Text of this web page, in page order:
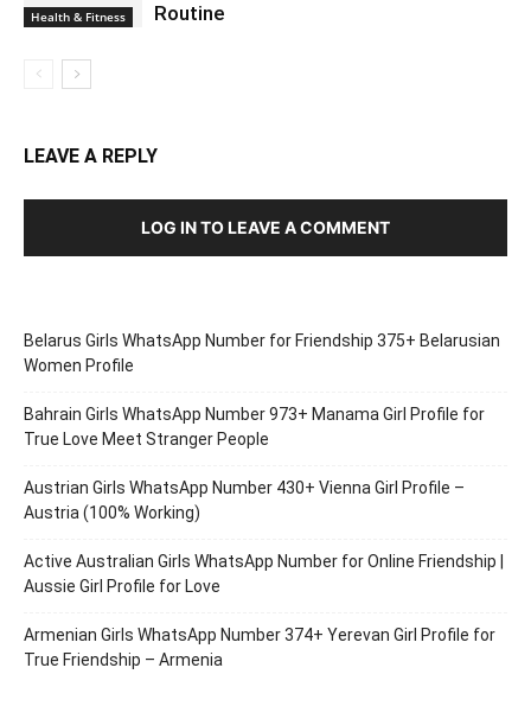
Health & Fitness
Routine
LEAVE A REPLY
LOG IN TO LEAVE A COMMENT
Belarus Girls WhatsApp Number for Friendship 375+ Belarusian
Women Profile
Bahrain Girls WhatsApp Number 973+ Manama Girl Profile for
True Love Meet Stranger People
Austrian Girls WhatsApp Number 430+ Vienna Girl Profile –
Austria (100% Working)
Active Australian Girls WhatsApp Number for Online Friendship |
Aussie Girl Profile for Love
Armenian Girls WhatsApp Number 374+ Yerevan Girl Profile for
True Friendship – Armenia